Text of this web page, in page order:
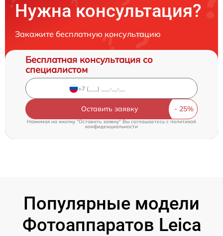
Нужна консультация?
Закажите бесплатную консультацию
Бесплатная консультация со
специалистом
Оставить заявку
Нажимая на кнопку "Оставить заявку" Вы соглашаетесь cполитикой
конфиденциальности
Популярные модели
Фотоаппаратов Leica